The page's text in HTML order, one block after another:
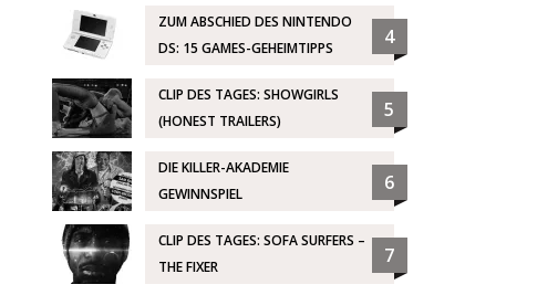
ZUM ABSCHIED DES NINTENDO
DS: 15 GAMES-GEHEIMTIPPS
4
CLIP DES TAGES: SHOWGIRLS
(HONEST TRAILERS)
5
DIE KILLER-AKADEMIE
GEWINNSPIEL
6
CLIP DES TAGES: SOFA SURFERS –
THE FIXER
7